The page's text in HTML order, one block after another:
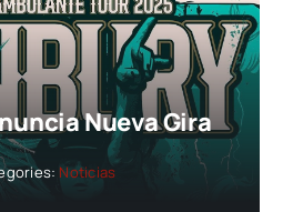
Nueva Gira
Noticias